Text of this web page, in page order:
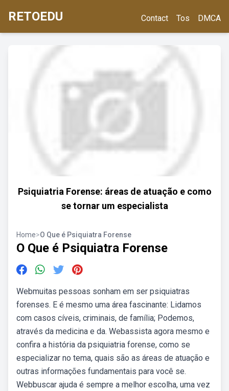
RETOEDU Contact Tos DMCA
Psiquiatria Forense: áreas de atuação e como
se tornar um especialista
Home>O Que é Psiquiatra Forense
O Que é Psiquiatra Forense
Webmuitas pessoas sonham em ser psiquiatras
forenses. E é mesmo uma área fascinante: Lidamos
com casos cíveis, criminais, de família; Podemos,
através da medicina e da. Webassista agora mesmo e
confira a história da psiquiatria forense, como se
especializar no tema, quais são as áreas de atuação e
outras informações fundamentais para você se.
Webbuscar ajuda é sempre a melhor escolha, uma vez